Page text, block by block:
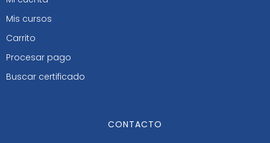
Mis cursos
Carrito
Procesar pago
Buscar certificado
CONTACTO